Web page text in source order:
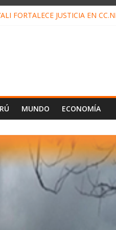
FORTALECE JUSTICIA EN
MUNDO ECONOMÍA